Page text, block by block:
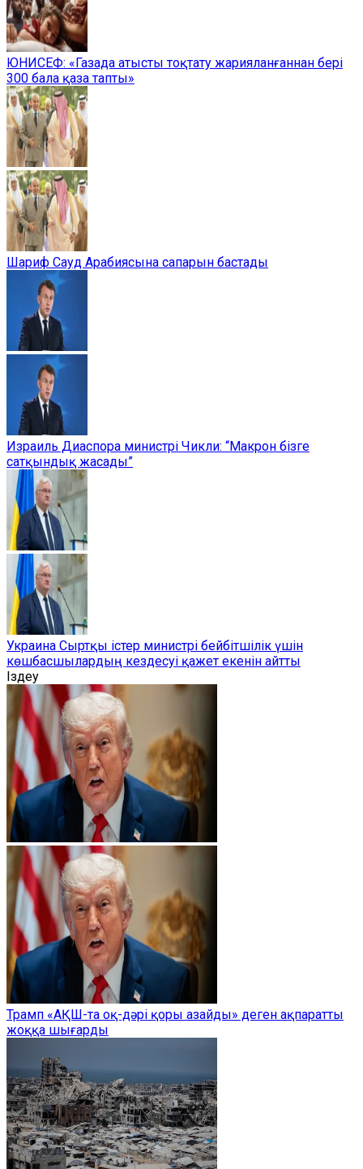
ЮНИСЕФ: «Газада атысты тоқтату жарияланғаннан бері
300 бала қаза тапты»
Шариф Сауд Арабиясына сапарын бастады
Израиль Диаспора министрі Чикли: “Макрон бізге
сатқындық жасады”
Украина Сыртқы істер министрі бейбітшілік үшін
көшбасшылардың кездесуі қажет екенін айтты
Іздеу
Трамп «АҚШ-та оқ-дәрі қоры азайды» деген ақпаратты
жоққа шығарды